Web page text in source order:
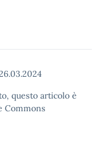
questo articolo è
Commons